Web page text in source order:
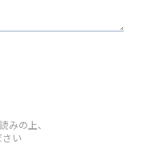
みの上、
さい